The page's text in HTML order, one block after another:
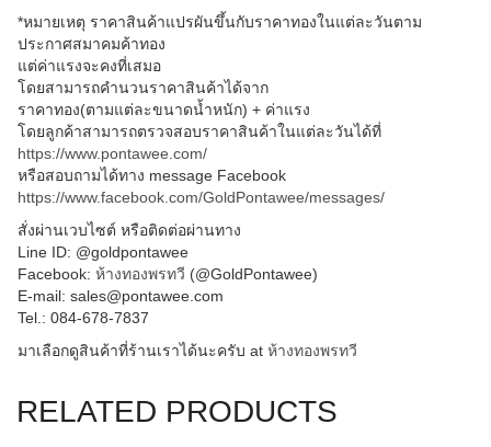
*หมายเหตุ ราคาสินค้าแปรผันขึ้นกับราคาทองในแต่ละวันตาม
ประกาศสมาคมค้าทอง
แต่ค่าแรงจะคงที่เสมอ
โดยสามารถคำนวนราคาสินค้าได้จาก
ราคาทอง(ตามแต่ละขนาดน้ำหนัก) + ค่าแรง
โดยลูกค้าสามารถตรวจสอบราคาสินค้าในแต่ละวันได้ที่
https://www.pontawee.com/
หรือสอบถามได้ทาง message Facebook
https://www.facebook.com/GoldPontawee/messages/
สั่งผ่านเวบไซต์ หรือติดต่อผ่านทาง
Line ID: @goldpontawee
Facebook:ห้างทองพรทวี(@GoldPontawee)
E-mail: sales@pontawee.com
Tel.: 084-678-7837
มาเลือกดูสินค้าที่ร้านเราได้นะครับ at
ห้างทองพรทวี
RELATED PRODUCTS